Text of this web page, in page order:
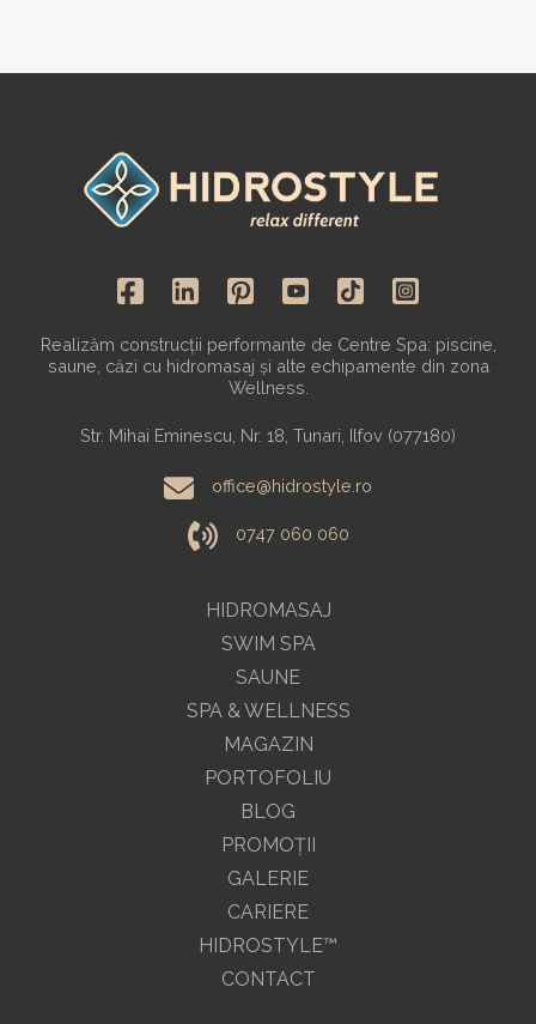
HIDROMASAJ
SWIM SPA
SAUNE
SPA & WELLNESS
MAGAZIN
Realizăm construcții performante de Centre Spa: piscine,
saune, căzi cu hidromasaj și alte echipamente din zona
Wellness.
Str. Mihai Eminescu, Nr. 18, Tunari, Ilfov (077180)
office@hidrostyle.ro
0747 060 060
PORTOFOLIU
BLOG
PROMOŢII
GALERIE
CARIERE
HIDROSTYLE™
CONTACT